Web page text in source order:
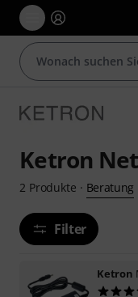
Ketron
2 Produkte · Beratung
Filter
Ketron